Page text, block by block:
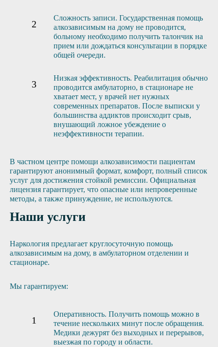
Сложность записи. Государственная помощь
алкозависимым на дому не проводится,
больному необходимо получить талончик на
прием или дождаться консультации в порядке
общей очереди.
Низкая эффективность. Реабилитация обычно
проводится амбулаторно, в стационаре не
хватает мест, у врачей нет нужных
современных препаратов. После выписки у
большинства аддиктов происходит срыв,
внушающий ложное убеждение о
неэффективности терапии.
В частном центре помощи алкозависимости пациентам
гарантируют анонимный формат, комфорт, полный список
услуг для достижения стойкой ремиссии. Официальная
лицензия гарантирует, что опасные или непроверенные
методы, а также принуждение, не используются.
Наши услуги
Наркология предлагает круглосуточную помощь
алкозависимым на дому, в амбулаторном отделении и
стационаре.
Мы гарантируем:
Оперативность. Получить помощь можно в
течение нескольких минут после обращения.
Медики дежурят без выходных и перерывов,
выезжая по городу и области.